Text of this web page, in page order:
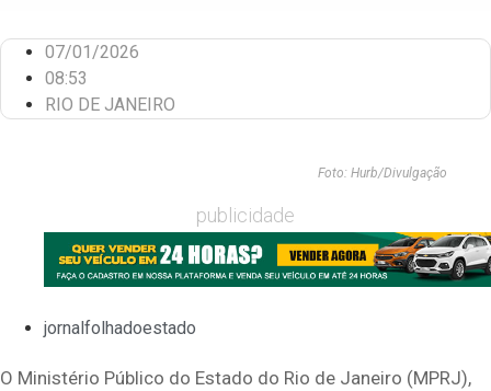
07/01/2026
08:53
RIO DE JANEIRO
Foto: Hurb/Divulgação
publicidade
jornalfolhadoestado
O Ministério Público do Estado do Rio de Janeiro (MPRJ),